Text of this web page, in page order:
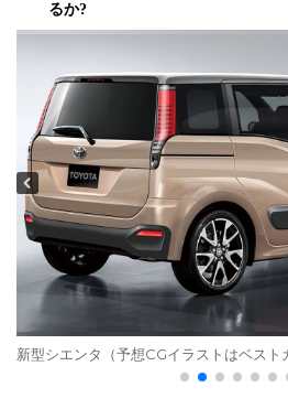
るか?
新型シエンタ（予想CGイラストはベスト